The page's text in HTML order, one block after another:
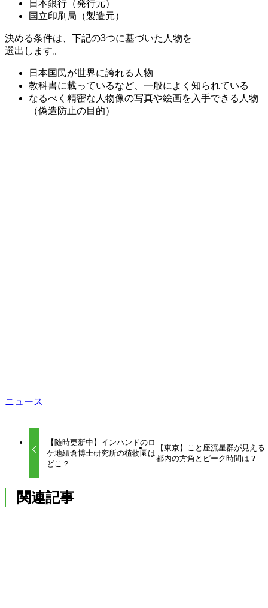
日本銀行（発行元）
国立印刷局（製造元）
決める条件は、下記の3つに基づいた人物を
選出します。
日本国民が世界に誇れる人物
教科書に載っているなど、一般によく知られている
なるべく精密な人物像の写真や絵画を入手できる人物
（偽造防止の目的）
ニュース
【随時更新中】インハンドのロ
ケ地紐倉博士研究所の植物園は
どこ？
【東京】こと座流星群が見える
都内の方角とピーク時間は？
関連記事